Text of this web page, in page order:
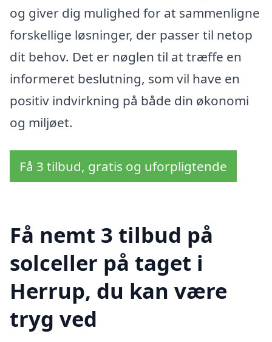
og giver dig mulighed for at sammenligne
forskellige løsninger, der passer til netop
dit behov. Det er nøglen til at træffe en
informeret beslutning, som vil have en
positiv indvirkning på både din økonomi
og miljøet.
Få 3 tilbud, gratis og uforpligtende
Få nemt 3 tilbud på
solceller på taget i
Herrup, du kan være
tryg ved